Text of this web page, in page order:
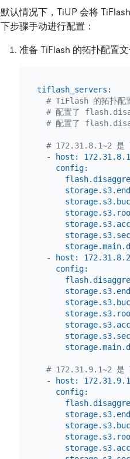
默认情况下，TiUP 会将
下步骤手动进行配置：
准备 TiFlash 的拓扑配置
tiflash_servers:
# TiFlash 的拓扑配
# 配置了
# 配置了
# 172.31.8.1~2 是
-
host: 172.31 .8.1
config:
-
host: 172.31 .8.2
config:
# 172.31.9.1~2 是
-
host: 172.31 .9.1
config: